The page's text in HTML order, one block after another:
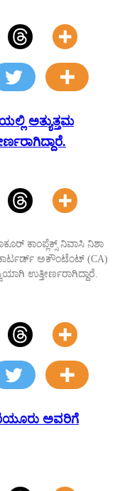
ಅತ್ಯುತ್ತಮ
ಕಾಂಪ್ಲೆಕ್ಸ್ ನಿವಾಸಿ ನಿಶಾ
ಅಕೌಂಟೆಂಟ್ (CA)
ಉತ್ತೀರ್ಣರಾಗಿದ್ದಾರೆ.
ಅವರಿಗೆ